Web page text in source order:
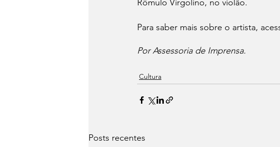
Rômulo Virgolino, no violão.
Para saber mais sobre o artista,
Por Assessoria de Imprensa.
Cultura
Posts recentes